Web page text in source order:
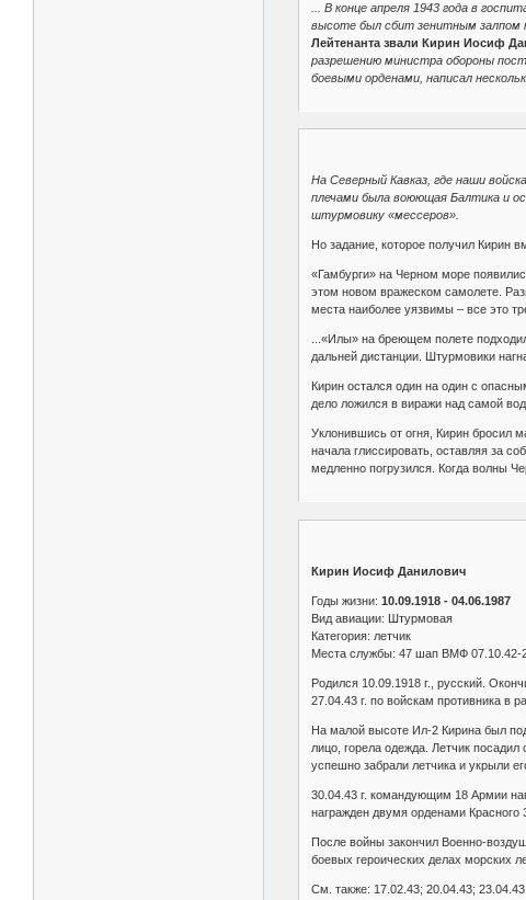
... В конце апреля 1943 года в
высоте был сбит зенитным залпом
Лейтенанта звали Кирин Иосиф
разрешению министра обороны
боевыми орденами, написал
На Северный Кавказ, где наши
плечами была воюющая Балтика и
штурмовику «мессеров».
Но задание, которое получил
«Гамбурги» на Черном море
этом новом вражеском самолете.
места наиболее уязвимы – все это
...«Илы» на бреющем полете
дальней дистанции. Штурмовики
Кирин остался один на один с
дело ложился в виражи над самой
Уклонившись от огня, Кирин бросил
начала глиссировать, оставляя за
медленно погрузился. Когда волны
Кирин Иосиф Данилович
Годы жизни: 10.09.1918 - 04.06.1987
Вид авиации: Штурмовая
Категория: летчик
Места службы: 47 шап ВМФ
Родился 10.09.1918 г., русский.
27.04.43 г. по войскам противника в
На малой высоте Ил-2 Кирина был
лицо, горела одежда. Летчик
успешно забрали летчика и укрыли
30.04.43 г. командующим 18 Армии
награжден двумя орденами
После войны закончил Военно-
боевых героических делах морских
См. также: 17.02.43; 20.04.43; 23.04.43.